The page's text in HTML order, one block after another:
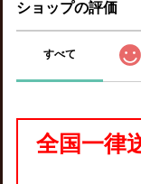
ショップの評価
すべて
全国一律